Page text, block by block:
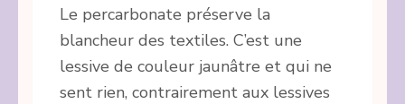
Le percarbonate préserve la
blancheur des textiles. C’est une
lessive de couleur jaunâtre et qui ne
sent rien, contrairement aux lessives